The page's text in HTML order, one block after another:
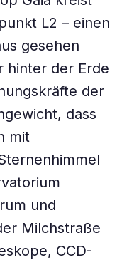
L2 – einen
gesehen
hinter der Erde
der
dass
mit
und
Milchstraße
CCD-